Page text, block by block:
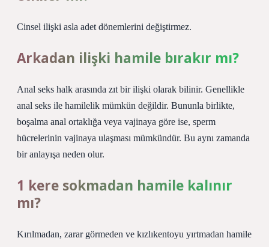
Cinsel ilişki asla adet dönemlerini değiştirmez.
Arkadan ilişki hamile bırakır mı?
Anal seks halk arasında zıt bir ilişki olarak bilinir. Genellikle
anal seks ile hamilelik mümkün değildir. Bununla birlikte,
boşalma anal ortaklığa veya vajinaya göre ise, sperm
hücrelerinin vajinaya ulaşması mümkündür. Bu aynı zamanda
bir anlayışa neden olur.
1 kere sokmadan hamile kalınır
mı?
Kırılmadan, zarar görmeden ve kızlıkentoyu yırtmadan hamile